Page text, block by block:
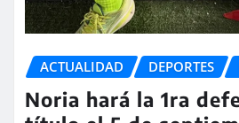
ACTUALIDAD DEPORTES
Noria hará la 1ra